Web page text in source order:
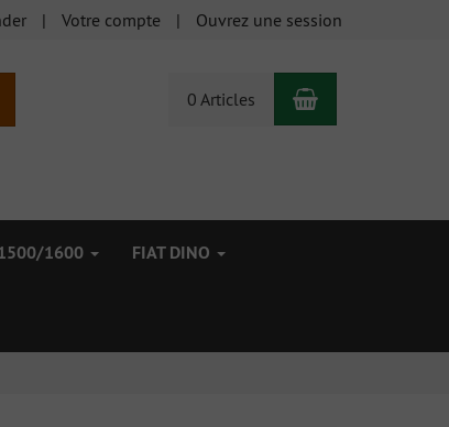
Votre compte Ouvrez une session
0 Articles Panier
1600 FIAT DINO